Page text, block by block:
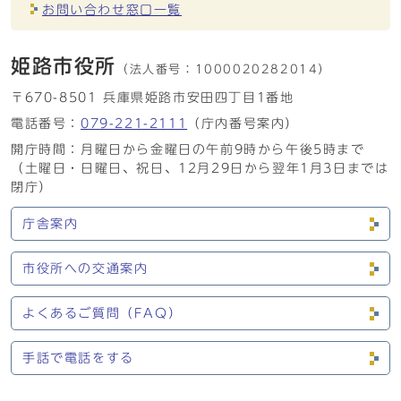
お問い合わせ窓口一覧
姫路市役所 （法人番号： 1000020282014）
〒670-8501 兵庫県姫路市安田四丁目1番地
電話番号： 079-221-2111
（庁内番号案内）
開庁時間：月曜日から金曜日の午前9時から午後5時まで
（土曜日・日曜日、祝日、12月29日から翌年1月3日までは
閉庁）
庁舎案内
市役所への交通案内
よくあるご質問（FAQ）
手話で電話をする